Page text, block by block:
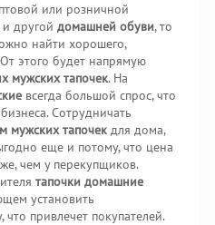
или розничной
и другой домашней обуви, то
найти хорошего,
этого будет напрямую
мужских тапочек. На
всегда большой спрос, что
Сотрудничать
мужских тапочек для дома,
еще и потому, что цена
чем у перекупщиков.
тапочки домашние
установить
привлечет покупателей.